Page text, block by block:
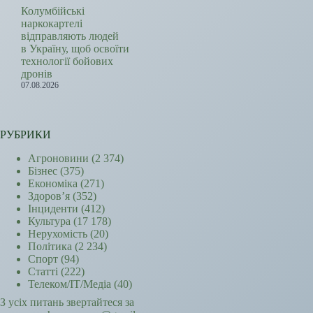
Колумбійські
наркокартелі
відправляють людей
в Україну, щоб освоїти
технології бойових
дронів
07.08.2026
РУБРИКИ
Агроновини (2 374)
Бізнес (375)
Економіка (271)
Здоров’я (352)
Інциденти (412)
Культура (17 178)
Нерухомість (20)
Політика (2 234)
Спорт (94)
Статті (222)
Телеком/ІТ/Медіа (40)
З усіх питань звертайтеся за